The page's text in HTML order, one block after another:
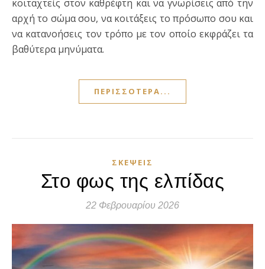
κοιταχτείς στον καθρέφτη και να γνωρίσεις από την
αρχή το σώμα σου, να κοιτάξεις το πρόσωπο σου και
να κατανοήσεις τον τρόπο με τον οποίο εκφράζει τα
βαθύτερα μηνύματα.
ΠΕΡΙΣΣΌΤΕΡΑ...
ΣΚΈΨΕΙΣ
Στο φως της ελπίδας
22 Φεβρουαρίου 2026